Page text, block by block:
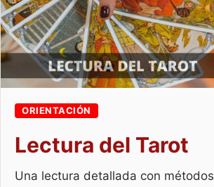
ORIENTACIÓN
Lectura del Tarot
Una lectura detallada con métodos